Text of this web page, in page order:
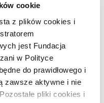
cookie
z plików cookies i
jest Fundacja
w Polityce
do prawidłowego i
zawsze aktywne i nie
pliki cookies i